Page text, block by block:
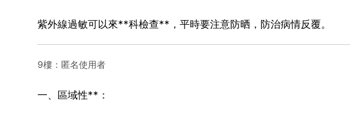
紫外線過敏可以來**科檢查**，平時要注意防晒，防治病情反覆。
9樓：匿名使用者
一、區域性**：